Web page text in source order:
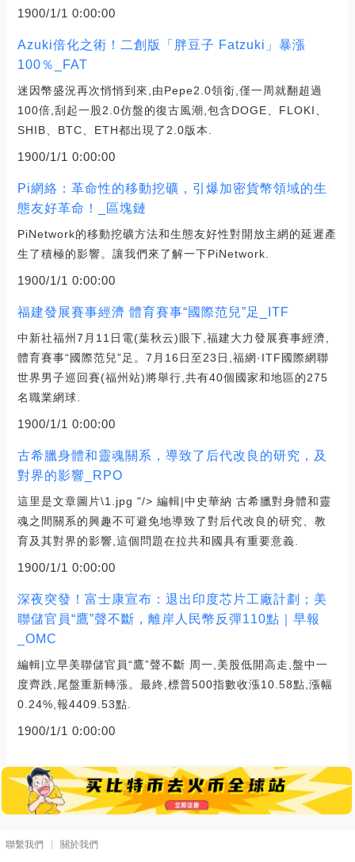
1900/1/1 0:00:00
Azuki倍化之術！二創版「胖豆子 Fatzuki」暴漲
100％_FAT
迷因幣盛況再次悄悄到來,由Pepe2.0領銜,僅一周就翻超過
100倍,刮起一股2.0仿盤的復古風潮,包含DOGE、FLOKI、
SHIB、BTC、ETH都出現了2.0版本.
1900/1/1 0:00:00
Pi網絡：革命性的移動挖礦，引爆加密貨幣領域的生
態友好革命！_區塊鏈
PiNetwork的移動挖礦方法和生態友好性對開放主網的延遲產
生了積極的影響。讓我們來了解一下PiNetwork.
1900/1/1 0:00:00
福建發展賽事經濟 體育賽事“國際范兒”足_ITF
中新社福州7月11日電(葉秋云)眼下,福建大力發展賽事經濟,
體育賽事“國際范兒”足。7月16日至23日,福網·ITF國際網聯
世界男子巡回賽(福州站)將舉行,共有40個國家和地區的275
名職業網球.
1900/1/1 0:00:00
古希臘身體和靈魂關系，導致了后代改良的研究，及
對界的影響_RPO
這里是文章圖片\1.jpg "/> 編輯|中史華納 古希臘對身體和靈
魂之間關系的興趣不可避免地導致了對后代改良的研究、教
育及其對界的影響,這個問題在拉共和國具有重要意義.
1900/1/1 0:00:00
深夜突發！富士康宣布：退出印度芯片工廠計劃；美
聯儲官員“鷹”聲不斷，離岸人民幣反彈110點｜早報
_OMC
編輯|立早美聯儲官員“鷹”聲不斷 周一,美股低開高走,盤中一
度齊跌,尾盤重新轉漲。最終,標普500指數收漲10.58點,漲幅
0.24%,報4409.53點.
1900/1/1 0:00:00
聯繫我們 關於我們